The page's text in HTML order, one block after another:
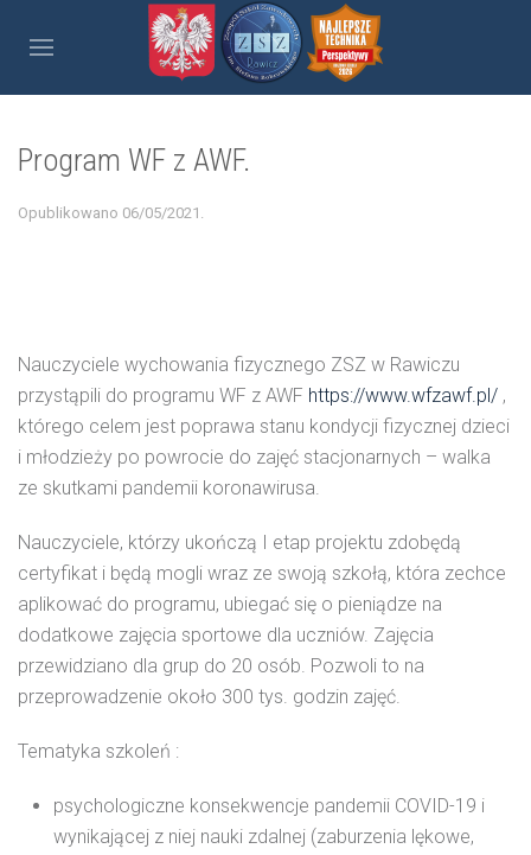
Program WF z AWF.
Opublikowano 06/05/2021 .
Nauczyciele wychowania fizycznego ZSZ w Rawiczu
przystąpili do programu WF z AWF https://www.wfzawf.pl/ ,
którego celem jest poprawa stanu kondycji fizycznej dzieci
i młodzieży po powrocie do zajęć stacjonarnych – walka
ze skutkami pandemii koronawirusa.
Nauczyciele, którzy ukończą I etap projektu zdobędą
certyfikat i będą mogli wraz ze swoją szkołą, która zechce
aplikować do programu, ubiegać się o pieniądze na
dodatkowe zajęcia sportowe dla uczniów. Zajęcia
przewidziano dla grup do 20 osób. Pozwoli to na
przeprowadzenie około 300 tys. godzin zajęć.
Tematyka szkoleń :
psychologiczne konsekwencje pandemii COVID-19 i
wynikającej z niej nauki zdalnej (zaburzenia lękowe,